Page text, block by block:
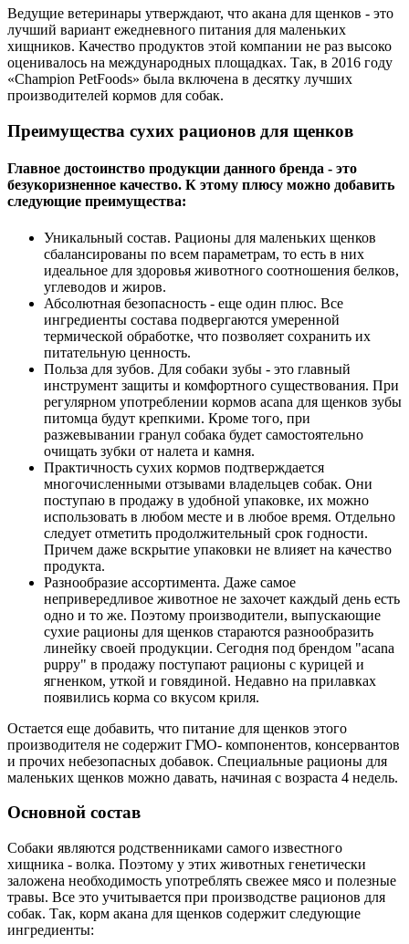
Ведущие ветеринары утверждают, что акана для щенков - это
лучший вариант ежедневного питания для маленьких
хищников. Качество продуктов этой компании не раз высоко
оценивалось на международных площадках. Так, в 2016 году
«Champion PetFoods» была включена в десятку лучших
производителей кормов для собак.
Преимущества сухих рационов для щенков
Главное достоинство продукции данного бренда - это
безукоризненное качество. К этому плюсу можно добавить
следующие преимущества:
Уникальный состав. Рационы для маленьких щенков
сбалансированы по всем параметрам, то есть в них
идеальное для здоровья животного соотношения белков,
углеводов и жиров.
Абсолютная безопасность - еще один плюс. Все
ингредиенты состава подвергаются умеренной
термической обработке, что позволяет сохранить их
питательную ценность.
Польза для зубов. Для собаки зубы - это главный
инструмент защиты и комфортного существования. При
регулярном употреблении кормов acana для щенков зубы
питомца будут крепкими. Кроме того, при
разжевывании гранул собака будет самостоятельно
очищать зубки от налета и камня.
Практичность сухих кормов подтверждается
многочисленными отзывами владельцев собак. Они
поступаю в продажу в удобной упаковке, их можно
использовать в любом месте и в любое время. Отдельно
следует отметить продолжительный срок годности.
Причем даже вскрытие упаковки не влияет на качество
продукта.
Разнообразие ассортимента. Даже самое
непривередливое животное не захочет каждый день есть
одно и то же. Поэтому производители, выпускающие
сухие рационы для щенков стараются разнообразить
линейку своей продукции. Сегодня под брендом "acana
puppy" в продажу поступают рационы с курицей и
ягненком, уткой и говядиной. Недавно на прилавках
появились корма со вкусом криля.
Остается еще добавить, что питание для щенков этого
производителя не содержит ГМО- компонентов, консервантов
и прочих небезопасных добавок. Специальные рационы для
маленьких щенков можно давать, начиная с возраста 4 недель.
Основной состав
Собаки являются родственниками самого известного
хищника - волка. Поэтому у этих животных генетически
заложена необходимость употреблять свежее мясо и полезные
травы. Все это учитывается при производстве рационов для
собак. Так, корм акана для щенков содержит следующие
ингредиенты: